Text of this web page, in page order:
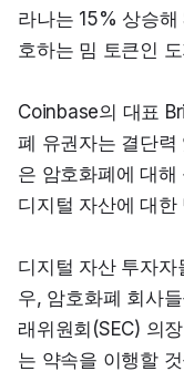
라나는 15% 상승
호하는 밈 토큰인
Coinbase의 대표
폐 유권자는 결단
은 암호화폐에 대해
디지털 자산에 대
디지털 자산 투자
우, 암호화폐 회사
래위원회(SEC) 의
는 약속을 이행할